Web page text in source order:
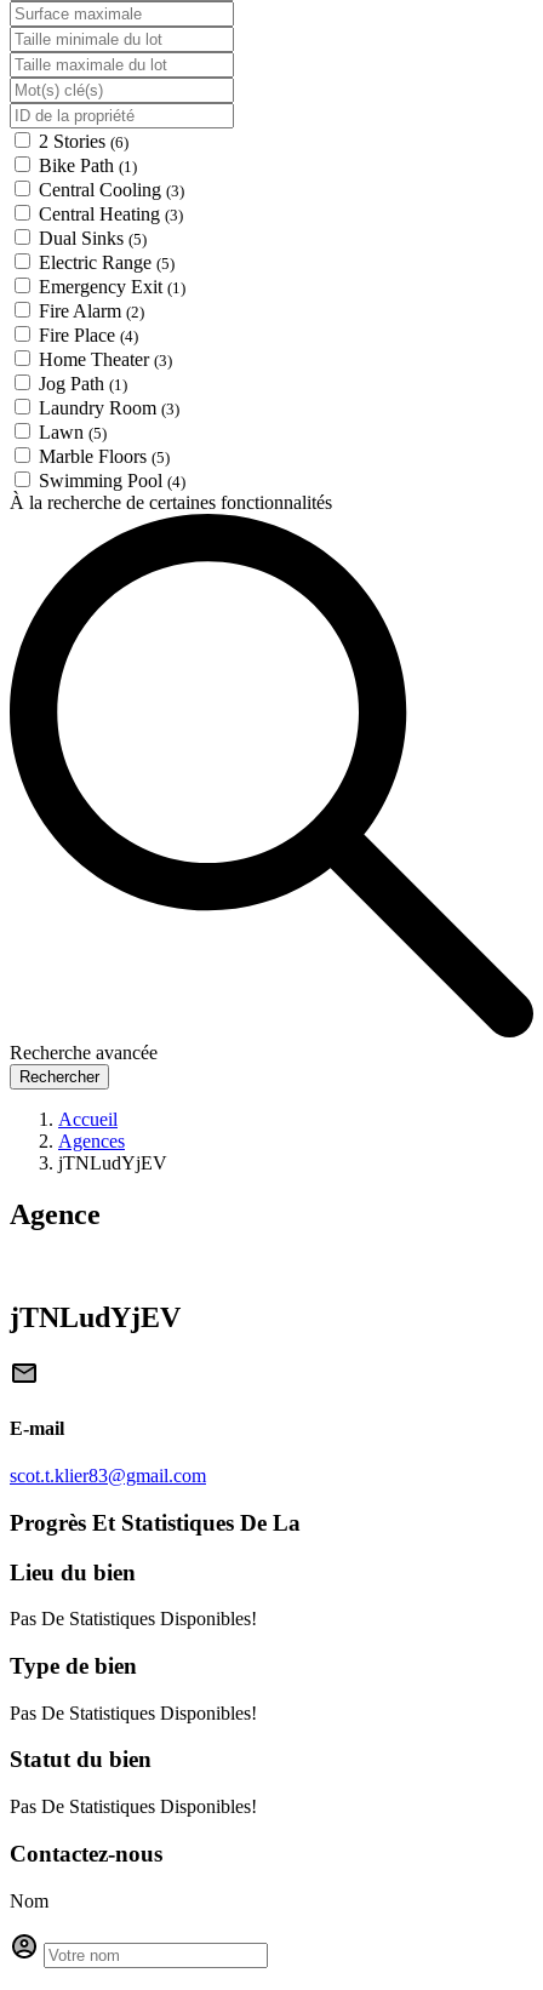
2 Stories (6)
Bike Path (1)
Central Cooling (3)
Central Heating (3)
Dual Sinks (5)
Electric Range (5)
Emergency Exit (1)
Fire Alarm (2)
Fire Place (4)
Home Theater (3)
Jog Path (1)
Laundry Room (3)
Lawn (5)
Marble Floors (5)
Swimming Pool (4)
À la recherche de certaines fonctionnalités
Recherche avancée
Rechercher
Accueil
Agences
jTNLudYjEV
Agence
jTNLudYjEV
E-mail
scot.t.klier83@gmail.com
Progrès Et Statistiques De La
Lieu du bien
Pas De Statistiques Disponibles!
Type de bien
Pas De Statistiques Disponibles!
Statutdu bien
Pas De Statistiques Disponibles!
Contactez-nous
Nom